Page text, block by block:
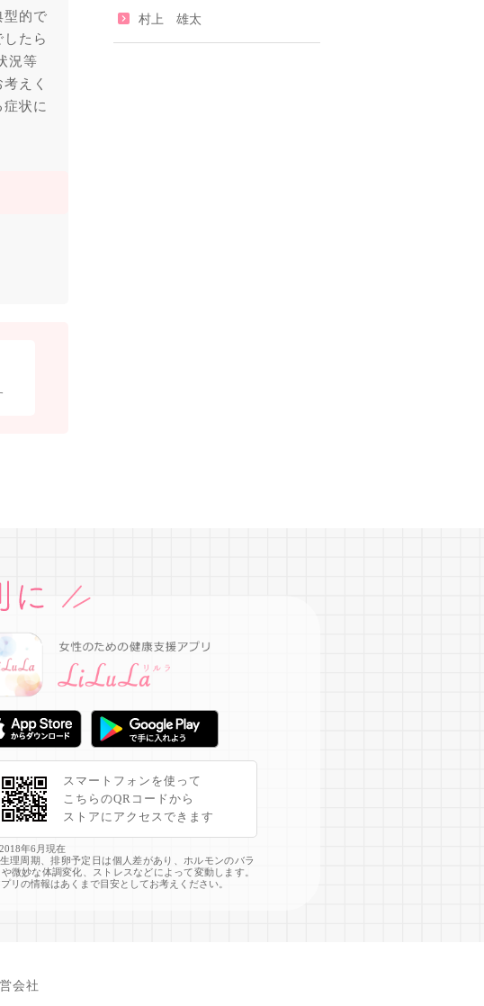
型的で
たら
況等
えく
状に
村上 雄太
スマートフォンを使って
こちらのQRコードから
ストアにアクセスできます
年6月現在
理周期、排卵予定日は個人差があり、ホルモンのバラ
や微妙な体調変化、ストレスなどによって変動します。
リの情報はあくまで目安としてお考えください。
会社